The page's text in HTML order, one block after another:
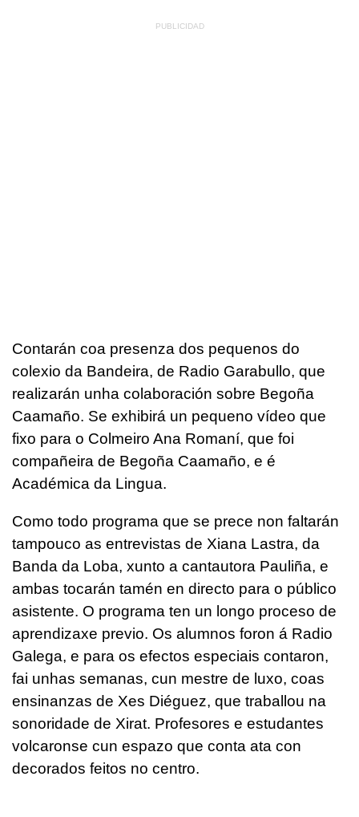
Contarán coa presenza dos pequenos do
colexio da Bandeira, de Radio Garabullo, que
realizarán unha colaboración sobre Begoña
Caamaño. Se exhibirá un pequeno vídeo que
fixo para o Colmeiro Ana Romaní, que foi
compañeira de Begoña Caamaño, e é
Académica da Lingua.
Como todo programa que se prece non faltarán
tampouco as entrevistas de Xiana Lastra, da
Banda da Loba, xunto a cantautora Pauliña, e
ambas tocarán tamén en directo para o público
asistente. O programa ten un longo proceso de
aprendizaxe previo. Os alumnos foron á Radio
Galega, e para os efectos especiais contaron,
fai unhas semanas, cun mestre de luxo, coas
ensinanzas de Xes Diéguez, que traballou na
sonoridade de Xirat. Profesores e estudantes
volcaronse cun espazo que conta ata con
decorados feitos no centro.